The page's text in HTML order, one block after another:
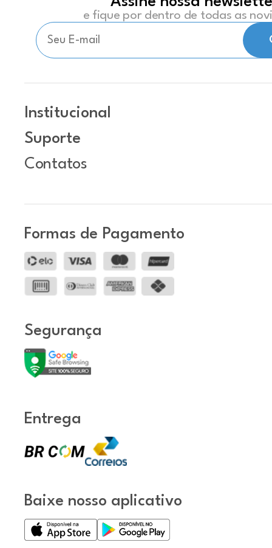
e fique por dentro de todas as
Institucional
Suporte
Contatos
Formas de Pagamento
Segurança
Entrega
Baixe nosso aplicativo